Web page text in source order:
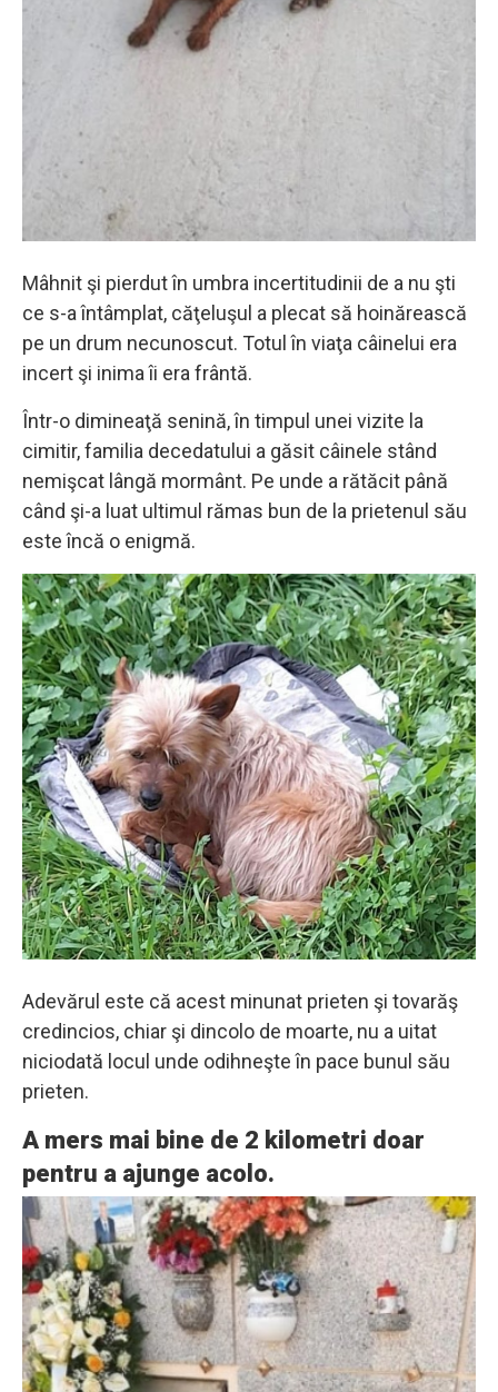
Mâhnit şi pierdut în umbra incertitudinii de a nu şti
ce s-a întâmplat, căţeluşul a plecat să hoinărească
pe un drum necunoscut. Totul în viaţa câinelui era
incert şi inima îi era frântă.
Într-o dimineaţă senină, în timpul unei vizite la
cimitir, familia decedatului a găsit câinele stând
nemişcat lângă mormânt. Pe unde a rătăcit până
când şi-a luat ultimul rămas bun de la prietenul său
este încă o enigmă.
Adevărul este că acest minunat prieten şi tovarăş
credincios, chiar şi dincolo de moarte, nu a uitat
niciodată locul unde odihneşte în pace bunul său
prieten.
A mers mai bine de 2 kilometri doar
pentru a ajunge acolo.